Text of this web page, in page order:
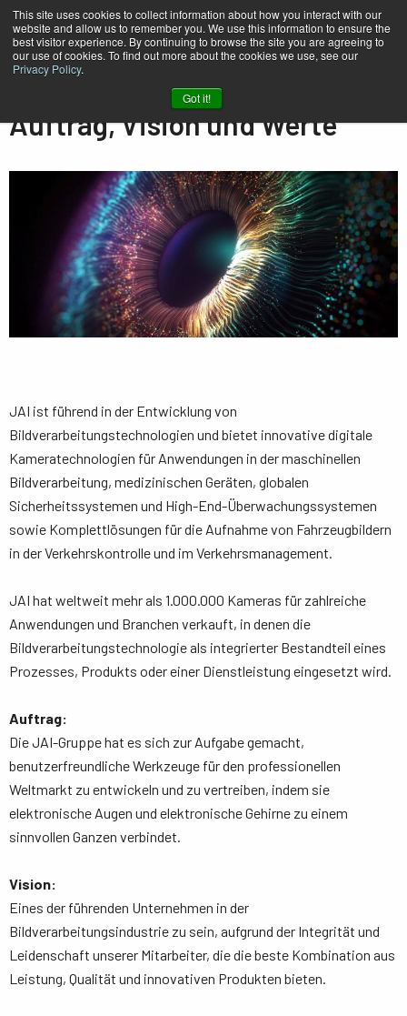
This site uses cookies to collect information about how you interact with our
website and allow us to remember you. We use this information to ensure the
best visitor experience. By continuing to browse the site you are agreeing to
our use of cookies. To find out more about the cookies we use, see our
Privacy Policy.
Got it!
Auftrag und Werte
Auftrag, Vision und Werte
JAI ist führend in der Entwicklung von
Bildverarbeitungstechnologien und bietet innovative digitale
Kameratechnologien für Anwendungen in der maschinellen
Bildverarbeitung, medizinischen Geräten, globalen
Sicherheitssystemen und High-End-Überwachungssystemen
sowie Komplettlösungen für die Aufnahme von Fahrzeugbildern
in der Verkehrskontrolle und im Verkehrsmanagement.
JAI hat weltweit mehr als 1.000.000 Kameras für zahlreiche
Anwendungen und Branchen verkauft, in denen die
Bildverarbeitungstechnologie als integrierter Bestandteil eines
Prozesses, Produkts oder einer Dienstleistung eingesetzt wird.
Auftrag:
Die JAI-Gruppe hat es sich zur Aufgabe gemacht,
benutzerfreundliche Werkzeuge für den professionellen
Weltmarkt zu entwickeln und zu vertreiben, indem sie
elektronische Augen und elektronische Gehirne zu einem
sinnvollen Ganzen verbindet.
Vision:
Eines der führenden Unternehmen in der
Bildverarbeitungsindustrie zu sein, aufgrund der Integrität und
Leidenschaft unserer Mitarbeiter, die die beste Kombination aus
Leistung, Qualität und innovativen Produkten bieten.